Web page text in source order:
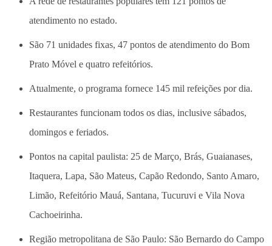
atendimento no estado.
São 71 unidades fixas, 47 pontos de atendimento do Bom
Prato Móvel e quatro refeitórios.
Atualmente, o programa fornece 145 mil refeições por dia.
Restaurantes funcionam todos os dias, inclusive sábados,
domingos e feriados.
Pontos na capital paulista: 25 de Março, Brás, Guaianases,
Itaquera, Lapa, São Mateus, Capão Redondo, Santo Amaro,
Limão, Refeitório Mauá, Santana, Tucuruvi e Vila Nova
Cachoeirinha.
Região metropolitana de São Paulo: São Bernardo do Campo